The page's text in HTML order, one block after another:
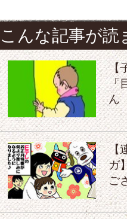
こんな記事が読
【
「
ん
【
ガ
ご